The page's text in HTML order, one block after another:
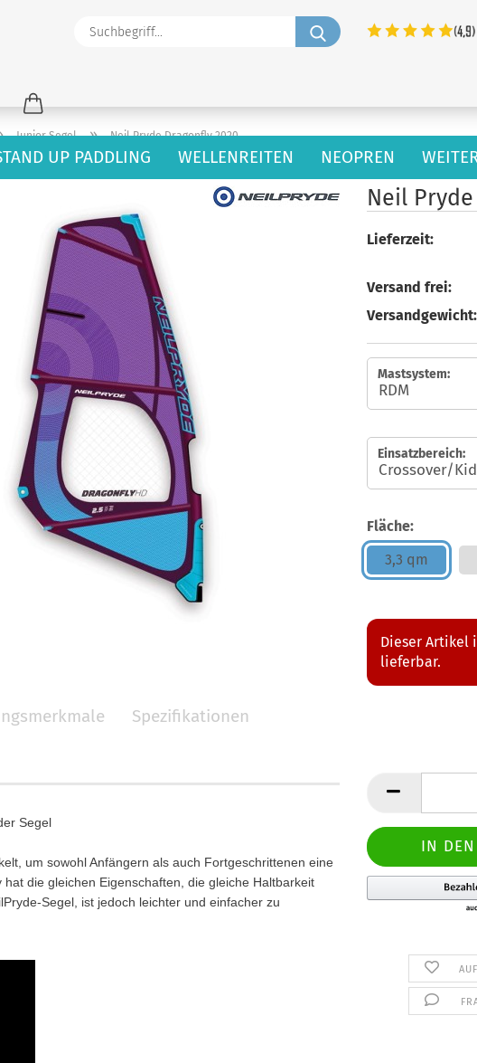
Suchbegriff...
UP PADDLING WELLENREITEN NEOPREN
Junior Segel » Neil Pryde Dragonfly 2020
Neil
Lieferzeit:
Versand frei:
Versandgewicht:
Mastsystem:
Einsatzbereich:
Fläche:
3,3 qm
Dieser Artikel
lieferbar.
Spezifikationen
Segel
um sowohl Anfängern als auch Fortgeschrittenen eine
die gleichen Eigenschaften, die gleiche Haltbarkeit
Segel, ist jedoch leichter und einfacher zu